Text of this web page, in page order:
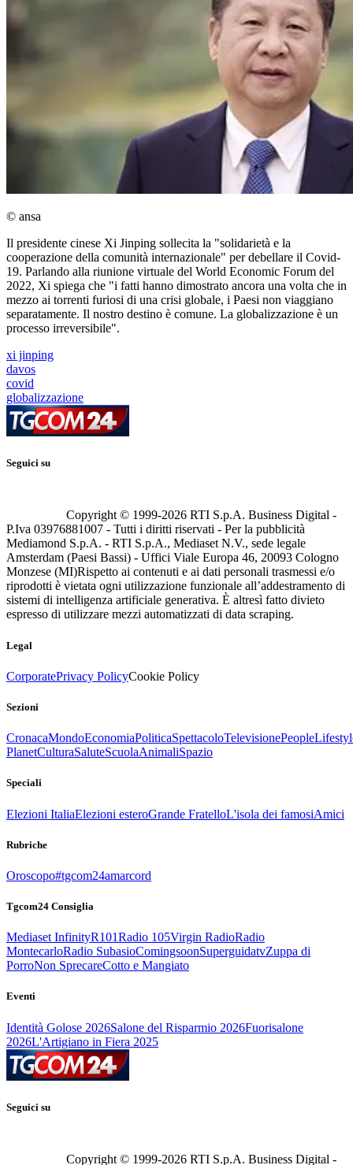
© ansa
Il presidente cinese Xi Jinping sollecita la "solidarietà e la
cooperazione della comunità internazionale" per debellare il Covid-
19. Parlando alla riunione virtuale del World Economic Forum del
2022, Xi spiega che "i fatti hanno dimostrato ancora una volta che in
mezzo ai torrenti furiosi di una crisi globale, i Paesi non viaggiano
separatamente. Il nostro destino è comune. La globalizzazione è un
processo irreversibile".
xi jinping
davos
covid
globalizzazione
Seguici su
Copyright © 1999-2026 RTI S.p.A. Business Digital -
P.Iva 03976881007 - Tutti i diritti riservati - Per la pubblicità
Mediamond S.p.A. - RTI S.p.A., Mediaset N.V., sede legale
Amsterdam (Paesi Bassi) - Uffici Viale Europa 46, 20093 Cologno
Monzese (MI)Rispetto ai contenuti e ai dati personali trasmessi e/o
riprodotti è vietata ogni utilizzazione funzionale all’addestramento di
sistemi di intelligenza artificiale generativa. È altresì fatto divieto
espresso di utilizzare mezzi automatizzati di data scraping.
Legal
CorporatePrivacy PolicyCookie Policy
Sezioni
CronacaMondoEconomiaPoliticaSpettacoloTelevisionePeople
PlanetCulturaSaluteScuolaAnimaliSpazio
Speciali
Elezioni ItaliaElezioni esteroGrande FratelloL'isola dei famosiAmici
Rubriche
Oroscopo#tgcom24amarcord
Tgcom24 Consiglia
Mediaset InfinityR101Radio 105Virgin RadioRadio
MontecarloRadio SubasioComingsoonSuperguidatvZuppa di
PorroNon SprecareCotto e Mangiato
Eventi
Identità Golose 2026Salone del Risparmio 2026Fuorisalone
2026L'Artigiano in Fiera 2025
Seguici su
Copyright © 1999-2026 RTI S.p.A. Business Digital -